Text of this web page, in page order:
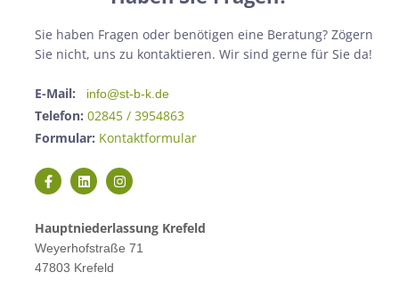
Sie haben Fragen oder benötigen eine Beratung? Zögern
Sie nicht, uns zu kontaktieren. Wir sind gerne für Sie da!
E-Mail: info@st-b-k.de
Telefon: 02845 / 3954863
Formular: Kontaktformular
Hauptniederlassung Krefeld
Weyerhofstraße 71
47803 Krefeld